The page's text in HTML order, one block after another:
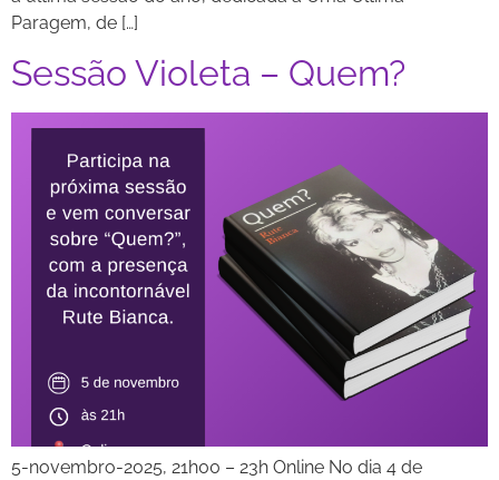
Paragem, de […]
Sessão Violeta – Quem?
5-novembro-2025, 21h00 – 23h Online No dia 4 de